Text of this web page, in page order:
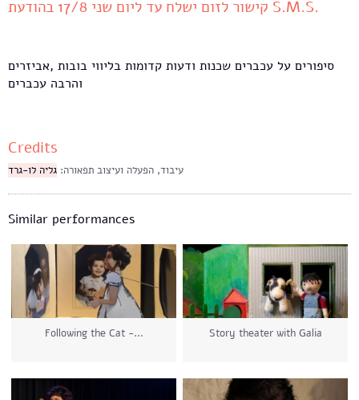
קישור לזום ישלח עד ליום שני 17/8 בהודעת S.M.S.
סיפורים על עכברים שכנות ודעות קדומות בליווי בובות ,אביזרים
והרבה עכברים
Credits
עיבוד, הפעלה ועיצוב תפאורה: גליה לו-גרד
Similar performances
Following the Cat -... Story theater with Galia